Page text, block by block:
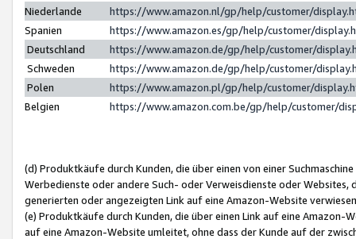
Niederlande
https://www.amazon.nl/gp/help/customer/
Spanien
https://www.amazon.es/gp/help/customer/
Deutschland
https://www.amazon.de/gp/help/customer/
Schweden
https://www.amazon.de/gp/help/customer/
Polen
https://www.amazon.pl/gp/help/customer/
Belgien
https://www.amazon.com.be/gp/help/customer/
(d) Produktkäufe durch Kunden, die über einen von einer
Werbedienste oder andere Such- oder Verweisdienste oder Websites,
generierten oder angezeigten Link auf eine Amazon-Website
(e) Produktkäufe durch Kunden, die über einen Link auf eine
auf eine Amazon-Website umleitet, ohne dass der Kunde auf der